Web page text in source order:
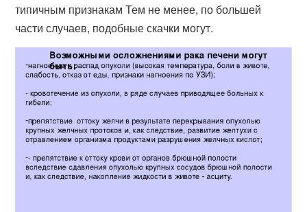
типичным признакам Тем не менее, по большей
части случаев, подобные скачки могут.